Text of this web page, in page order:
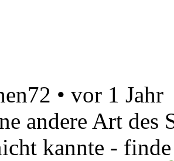
• vor 1 Jahr
andere Art des
kannte -